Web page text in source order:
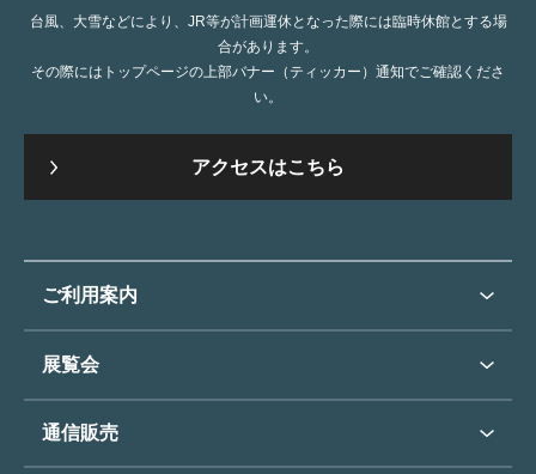
台風、大雪などにより、JR等が計画運休となった際には臨時休館とする場
合があります。
その際にはトップページの上部バナー（ティッカー）通知でご確認くださ
い。
アクセスはこちら
ご利用案内
ご利用案内トップ
開館時間・休館日
展覧会
展覧会・イベントトップ
通信販売